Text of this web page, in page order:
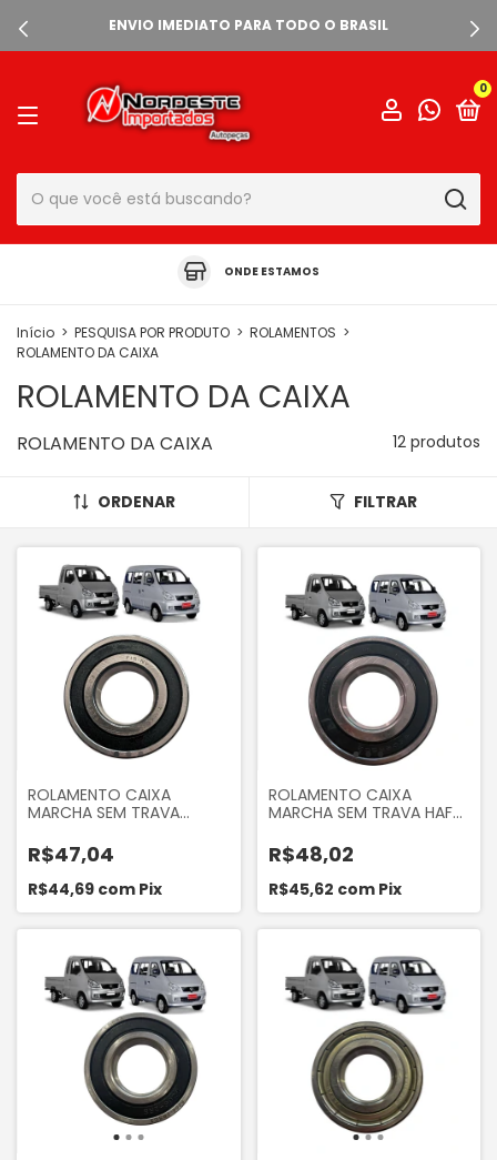
ENVIO IMEDIATO PARA TODO O BRASIL
0
ONDE ESTAMOS
Início > PESQUISA POR PRODUTO > ROLAMENTOS >
ROLAMENTO DA CAIXA
ROLAMENTO DA CAIXA
ROLAMENTO DA CAIXA 12 produtos
ORDENAR FILTRAR
ROLAMENTO CAIXA
MARCHA SEM TRAVA
R$47,04
R$44,69 com Pix
ROLAMENTO CAIXA
MARCHA SEM TRAVA HAFEI
R$48,02
R$45,62 com Pix